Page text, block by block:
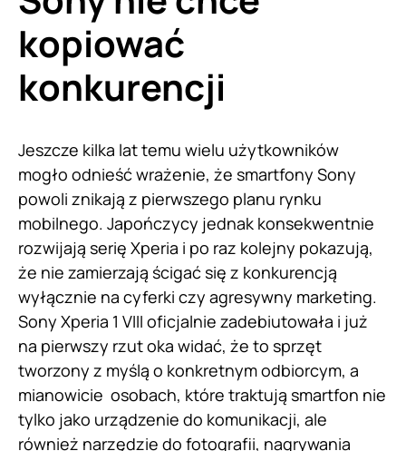
kopiować
konkurencji
Jeszcze kilka lat temu wielu użytkowników
mogło odnieść wrażenie, że smartfony Sony
powoli znikają z pierwszego planu rynku
mobilnego. Japończycy jednak konsekwentnie
rozwijają serię Xperia i po raz kolejny pokazują,
że nie zamierzają ścigać się z konkurencją
wyłącznie na cyferki czy agresywny marketing.
Sony Xperia 1 VIII oficjalnie zadebiutowała i już
na pierwszy rzut oka widać, że to sprzęt
tworzony z myślą o konkretnym odbiorcym, a
mianowicie osobach, które traktują smartfon nie
tylko jako urządzenie do komunikacji, ale
również narzędzie do fotografii, nagrywania